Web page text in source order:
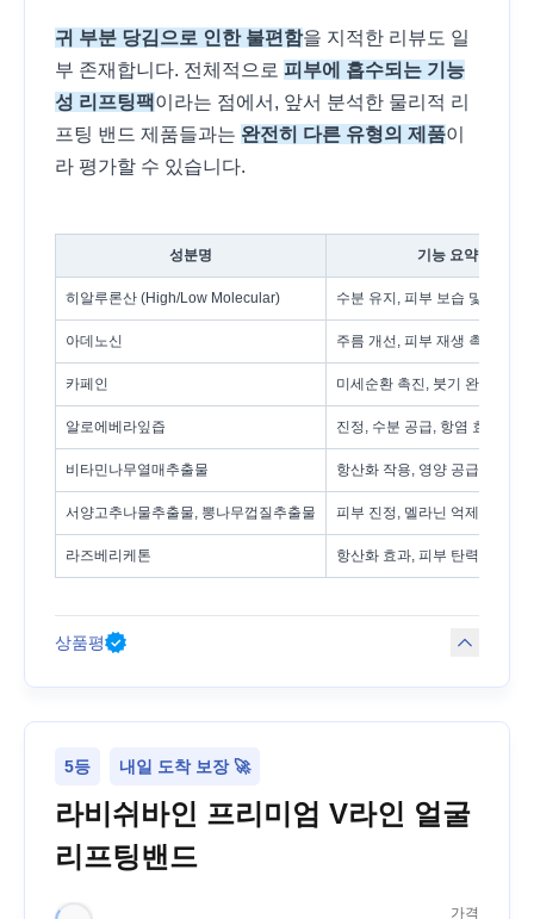
귀 부분 당김으로 인한 불편함을 지적한 리뷰도 일
부 존재합니다. 전체적으로 피부에 흡수되는 기능
성 리프팅팩이라는 점에서, 앞서 분석한 물리적 리
프팅 밴드 제품들과는 완전히 다른 유형의 제품이
라 평가할 수 있습니다.
성분명 기능 요약
히알루론산 (High/Low Molecular) 수분 유지, 피부 보습 및 볼륨
아데노신 주름 개선, 피부 재생 촉진
카페인 미세순환 촉진, 붓기 완화
알로에베라잎즙 진정, 수분 공급, 항염 효과
비타민나무열매추출물 항산화 작용, 영양 공급
서양고추나물추출물, 뽕나무껍질추출물 피부 진정, 멜라닌 억제
라즈베리케톤 항산화 효과, 피부 탄력 개선에
상품평
5등 내일 도착 보장 🚀
라비쉬바인 프리미엄 V라인 얼굴
리프팅밴드
가격